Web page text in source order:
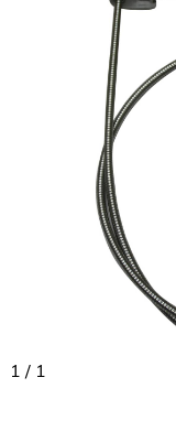
1 / 1